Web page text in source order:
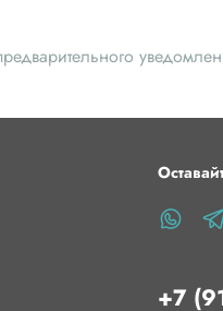
+7